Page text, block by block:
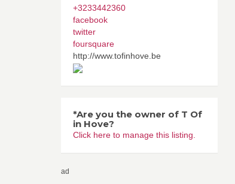
+3233442360
facebook
twitter
foursquare
http://www.tofinhove.be
*Are you the owner of T Of
in Hove?
Click here to manage this listing.
ad